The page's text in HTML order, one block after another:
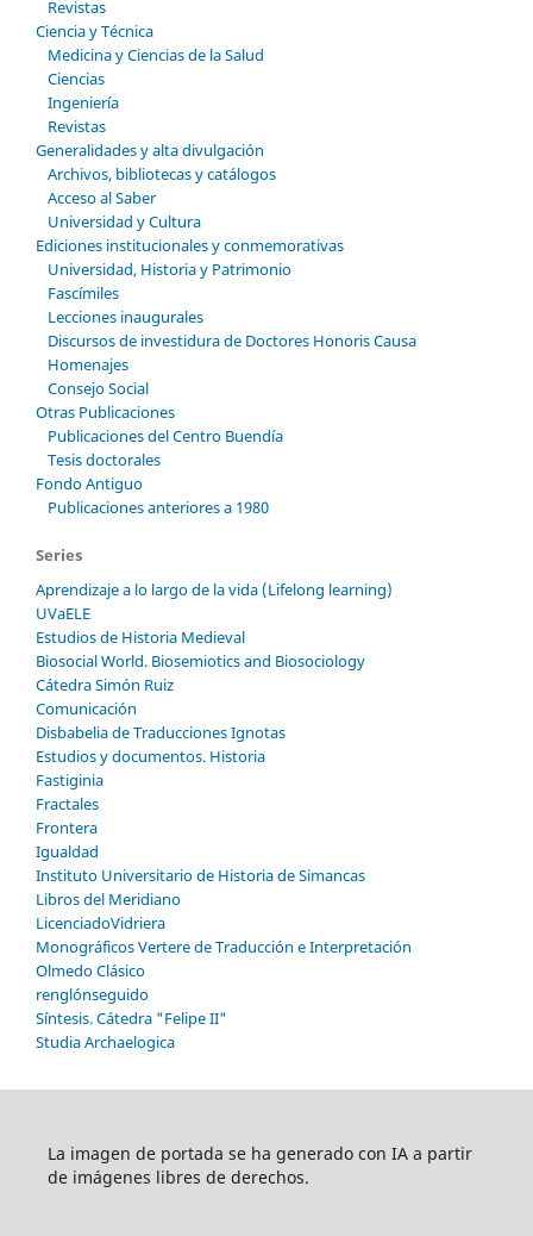
Revistas
Ciencia y Técnica
Medicina y Ciencias de la Salud
Ciencias
Ingeniería
Revistas
Generalidades y alta divulgación
Archivos, bibliotecas y catálogos
Acceso al Saber
Universidad y Cultura
Ediciones institucionales y conmemorativas
Universidad, Historia y Patrimonio
Fascímiles
Lecciones inaugurales
Discursos de investidura de Doctores Honoris Causa
Homenajes
Consejo Social
Otras Publicaciones
Publicaciones del Centro Buendía
Tesis doctorales
Fondo Antiguo
Publicaciones anteriores a 1980
Series
Aprendizaje a lo largo de la vida (Lifelong learning)
UVaELE
Estudios de Historia Medieval
Biosocial World. Biosemiotics and Biosociology
Cátedra Simón Ruiz
Comunicación
Disbabelia de Traducciones Ignotas
Estudios y documentos. Historia
Fastiginia
Fractales
Frontera
Igualdad
Instituto Universitario de Historia de Simancas
Libros del Meridiano
LicenciadoVidriera
Monográficos Vertere de Traducción e Interpretación
Olmedo Clásico
renglónseguido
Síntesis. Cátedra "Felipe II"
Studia Archaelogica
La imagen de portada se ha generado con IA a partir
de imágenes libres de derechos.